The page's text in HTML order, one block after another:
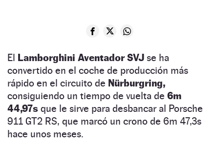
El Lamborghini Aventador SVJ se ha
convertido en el coche de producción más
rápido en el circuito de Nürburgring,
consiguiendo un tiempo de vuelta de 6m
44,97s que le sirve para desbancar al Porsche
911 GT2 RS, que marcó un crono de 6m 47,3s
hace unos meses.